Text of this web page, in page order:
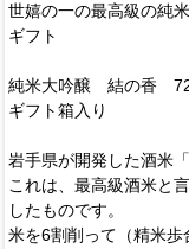
世嬉の一の最高級の純
ギフト
純米大吟醸 結の香
ギフト箱入り
岩手県が開発した酒米
これは、最高級酒米と
したものです。
米を6割削って（精米歩